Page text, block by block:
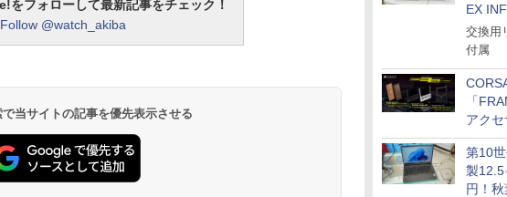
EX
に単
交換用
付属
「
アクセ
木製
応ト
第10
製12.5
円！
フォローして最新記事をチェック！
Follow @watch_akiba
当サイトの記事を優先表示させる